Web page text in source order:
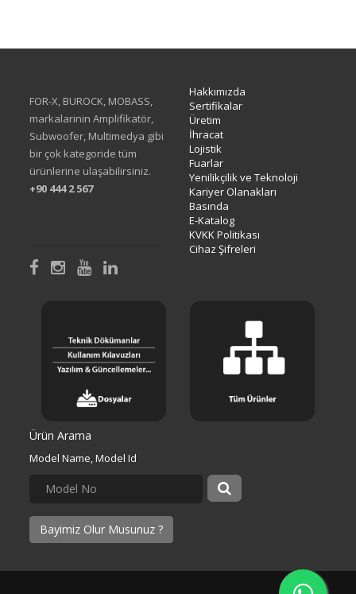
FOR-X, BUROCK, MOBASS,
markalarinin Amplifikatör,
Subwoofer, Multimedya gibi
bir çok kategoride tüm
ürünlerine ulaşabilirsiniz.
+90 444 2 567
Hakkımızda
Sertifikalar
Üretim
İhracat
Lojistik
Fuarlar
Yenilikçilik ve Teknoloji
Kariyer Olanakları
Basında
E-Katalog
KVKK Politikası
Cihaz Şifreleri
Ürün Arama
Model Name, Model Id
Bayimiz Olur Musunuz ?